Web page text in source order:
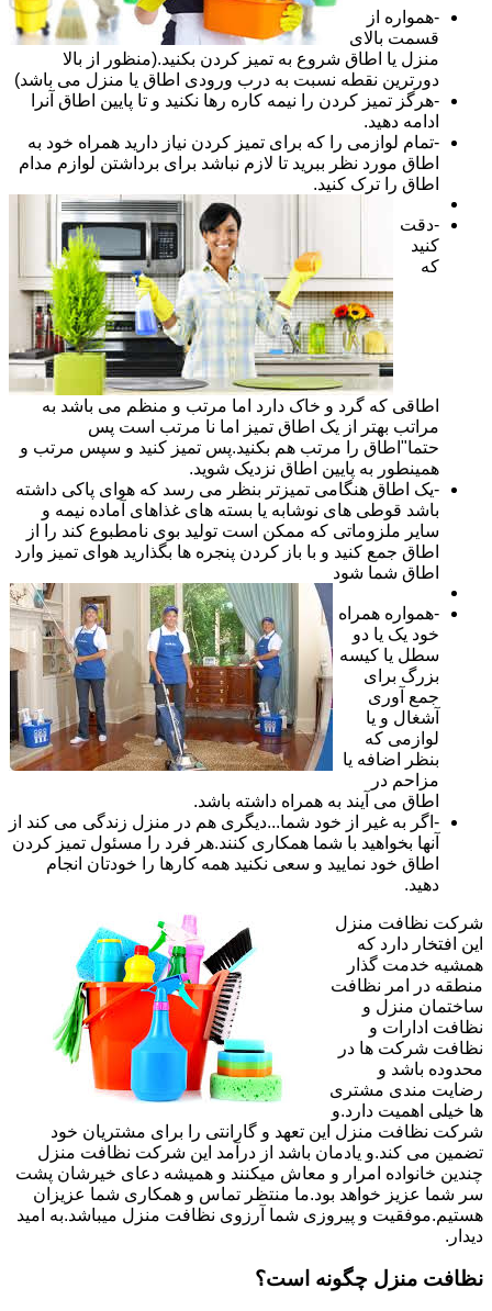
-همواره از
قسمت بالای
منزل یا اطاق شروع به تمیز کردن بکنید.(منظور از بالا
دورترین نقطه نسبت به درب ورودی اطاق یا منزل می باشد)
-هرگز تمیز کردن را نیمه کاره رها نکنید و تا پایین اطاق آنرا
ادامه دهید.
-تمام لوازمی را که برای تمیز کردن نیاز دارید همراه خود به
اطاق مورد نظر ببرید تا لازم نباشد برای برداشتن لوازم مدام
اطاق را ترک کنید.
-دقت
کنید
که
اطاقی که گرد و خاک دارد اما مرتب و منظم می باشد به
مراتب بهتر از یک اطاق تمیز اما نا مرتب است پس
حتما"اطاق را مرتب هم بکنید.پس تمیز کنید و سپس مرتب و
همینطور به پایین اطاق نزدیک شوید.
-یک اطاق هنگامی تمیزتر بنظر می رسد که هوای پاکی داشته
باشد قوطی های نوشابه یا بسته های غذاهای آماده نیمه و
سایر ملزوماتی که ممکن است تولید بوی نامطبوع کند را از
اطاق جمع کنید و با باز کردن پنجره ها بگذارید هوای تمیز وارد
اطاق شما شود
-همواره همراه
خود یک یا دو
سطل یا کیسه
بزرگ برای
جمع آوری
آشغال و یا
لوازمی که
بنظر اضافه یا
مزاحم در
اطاق می آیند به همراه داشته باشد.
-اگر به غیر از خود شما...دیگری هم در منزل زندگی می کند از
آنها بخواهید با شما همکاری کنند.هر فرد را مسئول تمیز کردن
اطاق خود نمایید و سعی نکنید همه کارها را خودتان انجام
دهید.
شرکت نظافت منزل
این افتخار دارد که
همشیه خدمت گذار
منطقه در امر نظافت
ساختمان منزل و
نظافت ادارات و
نظافت شرکت ها در
محدوده باشد و
رضایت مندی مشتری
ها خیلی اهمیت دارد.و
شرکت نظافت منزل این تعهد و گارانتی را برای مشتریان خود
تضمین می کند.و یادمان باشد از درآمد این شرکت نظافت منزل
چندین خانواده امرار و معاش میکنند و همیشه دعای خیرشان پشت
سر شما عزیز خواهد بود.ما منتظر تماس و همکاری شما عزیزان
هستیم.موفقیت و پیروزی شما آرزوی نظافت منزل میباشد.به امید
دیدار.
نظافت منزل چگونه است؟